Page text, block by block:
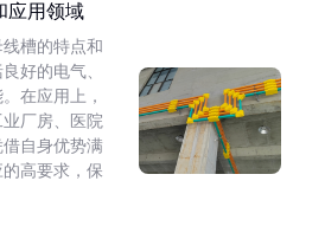
应用领域
槽的特点和
好的电气、
在应用上，
厂房、医院
自身优势满
高要求，保